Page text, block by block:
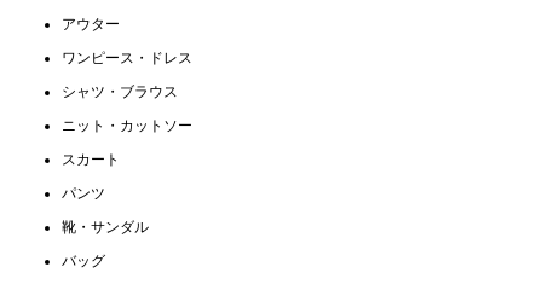
アウター
ワンピース・ドレス
シャツ・ブラウス
ニット・カットソー
スカート
パンツ
靴・サンダル
バッグ